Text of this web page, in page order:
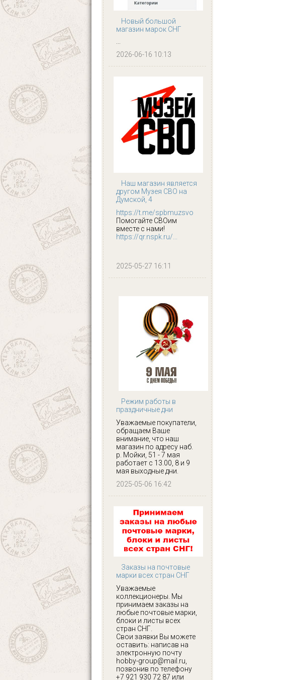
Новый большой
магазин марок СНГ
...
2026-06-16 10:13
Наш магазин является
другом Музея СВО на
Думской, 4
https://t.me/spbmuzsvo
Помогайте СВОим
вместе с нами!
https://qr.nspk.ru/...
2025-05-27 16:11
Режим работы в
праздничные дни
Уважаемые покупатели,
обращаем Ваше
внимание, что наш
магазин по адресу наб.
р. Мойки, 51 - 7 мая
работает с 13.00, 8 и 9
мая выходные дни.
2025-05-06 16:42
Заказы на почтовые
марки всех стран СНГ
Уважаемые
коллекционеры. Мы
принимаем заказы на
любые почтовые марки,
блоки и листы всех
стран СНГ.
Свои заявки Вы можете
оставить: написав на
электронную почту
hobby-group@mail.ru,
позвонив по телефону
+7 921 930 72 87 или